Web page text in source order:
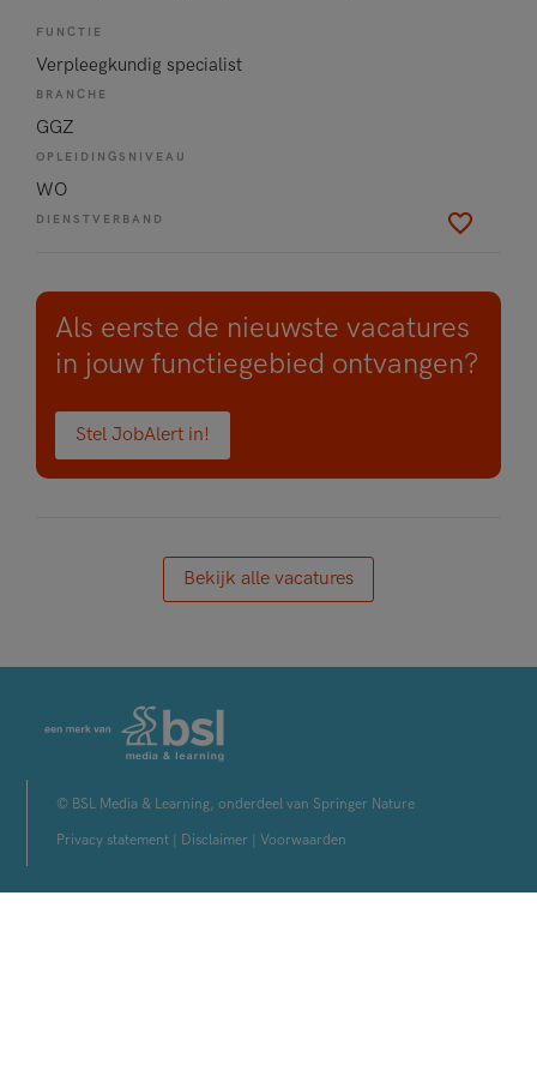
FUNCTIE
Verpleegkundig specialist
BRANCHE
GGZ
OPLEIDINGSNIVEAU
WO
DIENSTVERBAND
Als eerste de nieuwste vacatures
in jouw functiegebied ontvangen?
Stel JobAlert in!
Bekijk alle vacatures
© BSL Media & Learning, onderdeel van Springer Nature
Privacy statement
Disclaimer Voorwaarden